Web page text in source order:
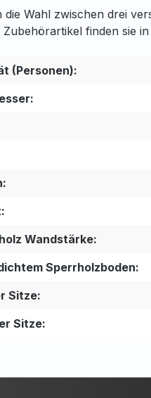
die Wahl zwischen drei
Zubehörartikel finden sie
(Personen):
Wandstärke:
Sperrholzboden:
Sitze:
Sitze: